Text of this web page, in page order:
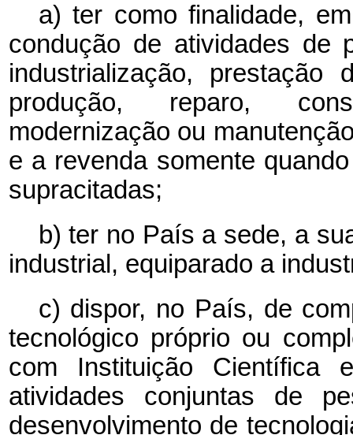
a) ter como finalidade,
condução de atividades de
industrialização,
produção, reparo,
modernização ou
e a revenda somente
supracitadas;
b) ter no País a sede, a
industrial, equiparado a
c) dispor, no País, de
tecnológico próprio ou
com Instituição Científica
atividades conjuntas de
desenvolvimento de